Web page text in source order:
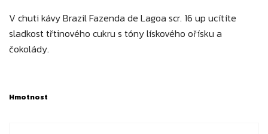
V chuti kávy Brazil Fazenda de Lagoa scr. 16 up ucítíte
sladkost třtinového cukru s tóny lískového ořísku a
čokolády.
Hmotnost